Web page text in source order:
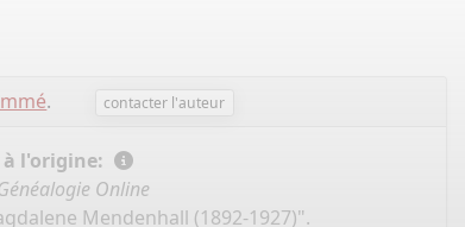
. contacter l'auteur
à l'origine:
Online
Mendenhall (1892-1927)".